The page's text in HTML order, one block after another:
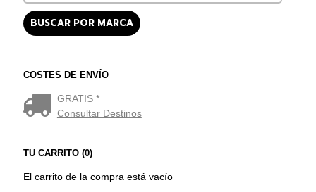
COSTES DE ENVÍO
GRATIS *
Consultar Destinos
TU CARRITO (0)
El carrito de la compra está vacío